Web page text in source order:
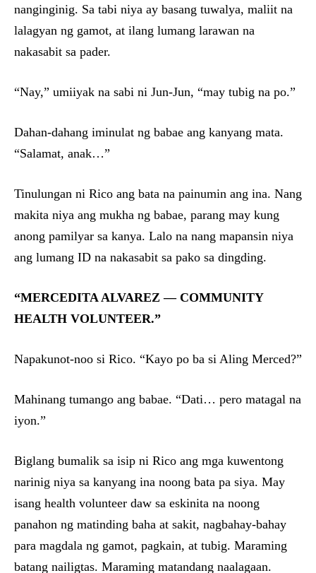
nanginginig. Sa tabi niya ay basang tuwalya, maliit na
lalagyan ng gamot, at ilang lumang larawan na
nakasabit sa pader.
“Nay,” umiiyak na sabi ni Jun-Jun, “may tubig na po.”
Dahan-dahang iminulat ng babae ang kanyang mata.
“Salamat, anak…”
Tinulungan ni Rico ang bata na painumin ang ina. Nang
makita niya ang mukha ng babae, parang may kung
anong pamilyar sa kanya. Lalo na nang mapansin niya
ang lumang ID na nakasabit sa pako sa dingding.
“MERCEDITA ALVAREZ — COMMUNITY
HEALTH VOLUNTEER.”
Napakunot-noo si Rico. “Kayo po ba si Aling Merced?”
Mahinang tumango ang babae. “Dati… pero matagal na
iyon.”
Biglang bumalik sa isip ni Rico ang mga kuwentong
narinig niya sa kanyang ina noong bata pa siya. May
isang health volunteer daw sa eskinita na noong
panahon ng matinding baha at sakit, nagbahay-bahay
para magdala ng gamot, pagkain, at tubig. Maraming
batang nailigtas. Maraming matandang naalagaan.